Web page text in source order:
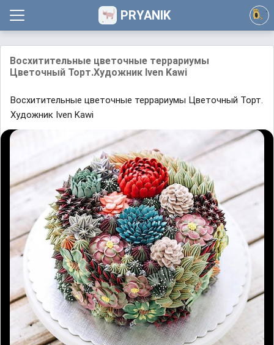
PRYANIK
Восхитительные цветочные террариумы
Цветочный Торт.Художник Iven Kawi
Восхитительные цветочные террариумы Цветочный Торт.
Художник Iven Kawi